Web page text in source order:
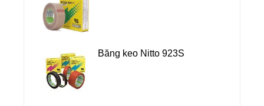
Băng keo Nitto 923S